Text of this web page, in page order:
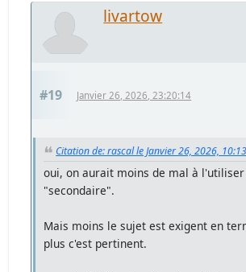
livartow
#19 Janvier 26, 2026, 23:20:14
Citation de: rascal le Janvier 26, 2026,
oui, on aurait moins de mal à
"secondaire".
Mais moins le sujet est exigent en
plus c'est pertinent.